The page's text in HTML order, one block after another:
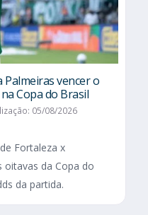
Palmeiras vencer o
Copa do Brasil
05/08/2026
Fortaleza x
oitavas da Copa do
da partida.